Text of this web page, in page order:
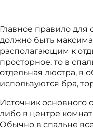
Главное правило для
должно быть
располагающим к
просторное, то в
отдельная люстра, в
используются бра,
Источник основного
либо в центре
Обычно в спальне